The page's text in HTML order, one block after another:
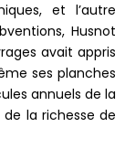
et l’autre
Husnot
avait appris
ses planches
annuels de la
la richesse de